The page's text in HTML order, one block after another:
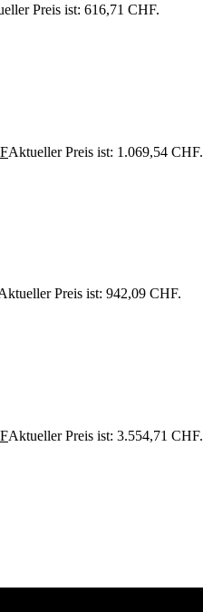
Preis ist: 616,71 CHF.
Aktueller Preis ist: 1.069,54 CHF.
Preis ist: 942,09 CHF.
Aktueller Preis ist: 3.554,71 CHF.